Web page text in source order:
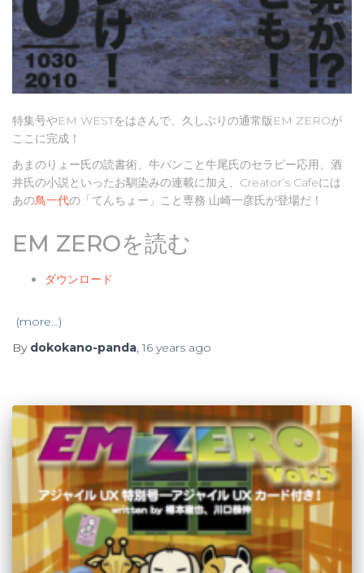
特集号やEM WESTをはさんで、久しぶりの通常版EM ZEROが
ここに完成！
あまのりょー氏の読書術、牛パンこと牛尾氏のセラピー応用、酒
井氏の小説といったお馴染みの連載に加え、Creator’s Cafeには
あの鳥一代の「てんちょー」こと専務 山崎一彦氏が登場だ！
EM ZEROを読む
ダウンロード
(more…)
By dokokano-panda,16 years ago